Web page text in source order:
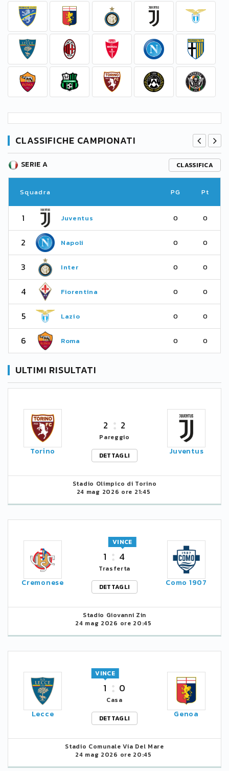
CLASSIFICHE CAMPIONATI
SERIE A CLASSIFICA
Squadra PG Pt
1 Juventus 0 0
2 Napoli 0 0
3 Inter 0 0
4 Fiorentina 0 0
5 Lazio 0 0
6 Roma 0 0
ULTIMI RISULTATI
Torino
2 2
Pareggio
DETTAGLI
Juventus
Stadio Olimpico di Torino
24 mag 2026 ore 21:45
Cremonese
1 4
VINCE
Trasferta
DETTAGLI
Como 1907
Stadio Giovanni Zin
24 mag 2026 ore 20:45
Lecce
1
VINCE
0
Casa
DETTAGLI
Genoa
Stadio Comunale Via Del Mare
24 mag 2026 ore 20:45